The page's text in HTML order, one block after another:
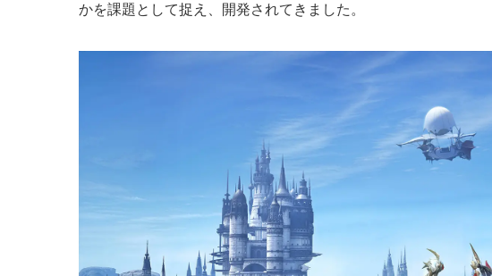
かを課題として捉え、開発されてきました。